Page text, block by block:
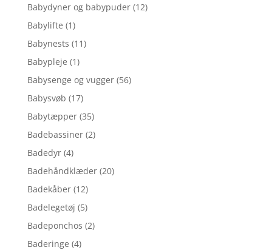
Babydyner og babypuder (12)
Babylifte (1)
Babynests (11)
Babypleje (1)
Babysenge og vugger (56)
Babysvøb (17)
Babytæpper (35)
Badebassiner (2)
Badedyr (4)
Badehåndklæder (20)
Badekåber (12)
Badelegetøj (5)
Badeponchos (2)
Baderinge (4)